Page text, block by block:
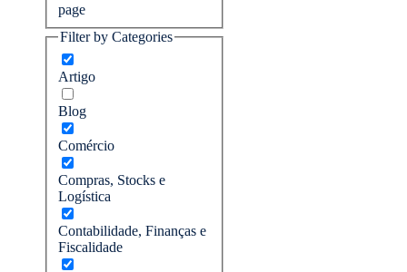
page
Filter by Categories
Artigo
Blog
Comércio
Compras, Stocks e
Logística
Contabilidade, Finanças e
Fiscalidade